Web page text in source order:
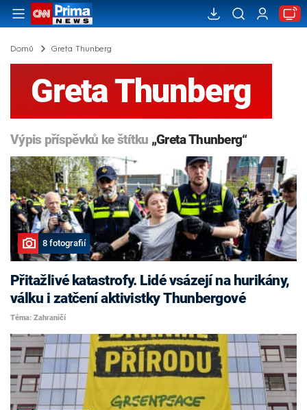
Domů Greta Thunberg
Greta Thunberg
Výpis příspěvků ke štítku „Greta Thunberg“
8 fotografií
Přitažlivé katastrofy. Lidé vsázejí na hurikány,
válku i zatčení aktivistky Thunbergové
Téma: Zahraničí